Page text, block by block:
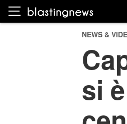
NEWS &
si